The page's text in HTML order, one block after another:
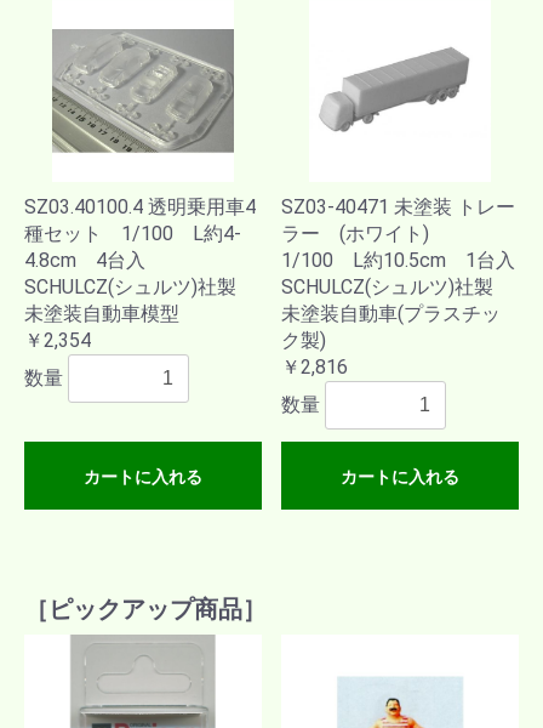
SZ03.40100.4 透明乗用車4
種セット 1/100 L約4-
4.8cm 4台入
SCHULCZ(シュルツ)社製
未塗装自動車模型
￥2,354
数量
カートに入れる
SZ03-40471 未塗装 トレー
ラー (ホワイト)
1/100 L約10.5cm 1台入
SCHULCZ(シュルツ)社製
未塗装自動車(プラスチッ
ク製)
￥2,816
数量
カートに入れる
［ピックアップ商品］